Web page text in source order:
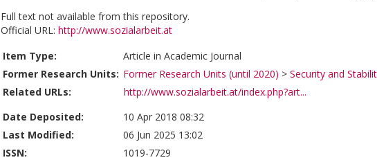
Full text not available from this repository.
Official URL: http://www.sozialarbeit.at
Item Type:
Article in Academic Journal
Former Research Units: Former Research Units (until 2020) > Security and
Related URLs:
http://www.sozialarbeit.at/index.php?art...
Date Deposited:
10 Apr 2018 08:32
Last Modified:
06 Jun 2025 13:02
ISSN:
1019-7729